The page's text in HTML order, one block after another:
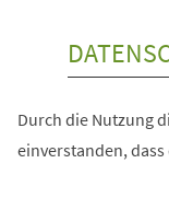
Durch die Nutzung
einverstanden,